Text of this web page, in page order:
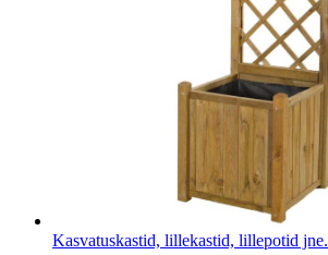
Kasvatuskastid, lillekastid, lillepotid jne.